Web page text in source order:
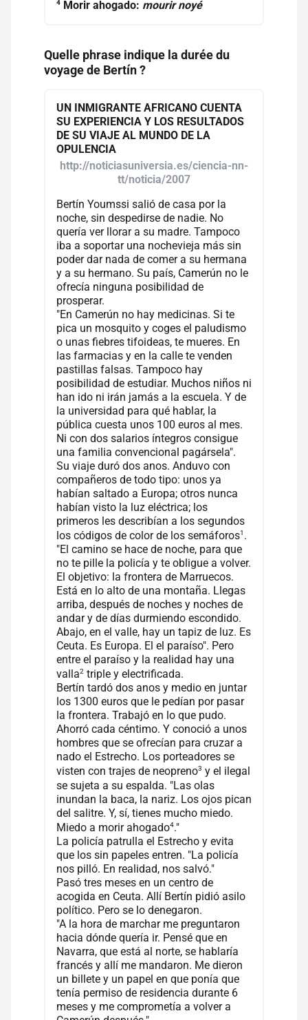
4 Morir ahogado: mourir noyé
Quelle phrase indique la durée du
voyage de Bertín ?
UN INMIGRANTE AFRICANO CUENTA
SU EXPERIENCIA Y LOS RESULTADOS
DE SU VIAJE AL MUNDO DE LA
OPULENCIA
http://noticiasuniversia.es/ciencia-nn-
tt/noticia/2007
Bertín Youmssi salió de casa por la
noche, sin despedirse de nadie. No
quería ver llorar a su madre. Tampoco
iba a soportar una nochevieja más sin
poder dar nada de comer a su hermana
y a su hermano. Su país, Camerún no le
ofrecía ninguna posibilidad de
prosperar.
"En Camerún no hay medicinas. Si te
pica un mosquito y coges el paludismo
o unas fiebres tifoideas, te mueres. En
las farmacias y en la calle te venden
pastillas falsas. Tampoco hay
posibilidad de estudiar. Muchos niños ni
han ido ni irán jamás a la escuela. Y de
la universidad para qué hablar, la
pública cuesta unos 100 euros al mes.
Ni con dos salarios íntegros consigue
una familia convencional pagársela".
Su viaje duró dos anos. Anduvo con
compañeros de todo tipo: unos ya
habían saltado a Europa; otros nunca
habían visto la luz eléctrica; los
primeros les describían a los segundos
los códigos de color de los semáforos1 .
"El camino se hace de noche, para que
no te pille la policía y te obligue a volver.
El objetivo: la frontera de Marruecos.
Está en lo alto de una montaña. Llegas
arriba, después de noches y noches de
andar y de días durmiendo escondido.
Abajo, en el valle, hay un tapiz de luz. Es
Ceuta. Es Europa. El el paraíso". Pero
entre el paraíso y la realidad hay una
valla2 triple y electrificada.
Bertín tardó dos anos y medio en juntar
los 1300 euros que le pedían por pasar
la frontera. Trabajó en lo que pudo.
Ahorró cada céntimo. Y conoció a unos
hombres que se ofrecían para cruzar a
nado el Estrecho. Los porteadores se
visten con trajes de neopreno3 y el ilegal
se sujeta a su espalda. "Las olas
inundan la baca, la nariz. Los ojos pican
del salitre. Y, sí, tienes mucho miedo.
Miedo a morir ahogado4."
La policía patrulla el Estrecho y evita
que los sin papeles entren. "La policía
nos pilló. En realidad, nos salvó."
Pasó tres meses en un centro de
acogida en Ceuta. Allí Bertín pidió asilo
político. Pero se lo denegaron.
"A la hora de marchar me preguntaron
hacia dónde quería ir. Pensé que en
Navarra, que está al norte, se hablaría
francés y allí me mandaron. Me dieron
un billete y un papel en que ponía que
tenía permiso de residencia durante 6
meses y me comprometía a volver a